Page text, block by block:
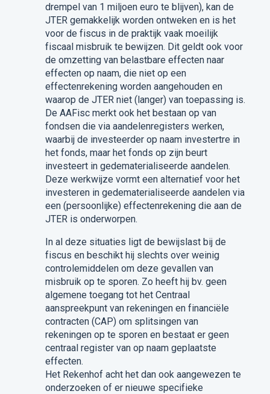
drempel van 1 miljoen euro te blijven), kan de
JTER gemakkelijk worden ontweken en is het
voor de fiscus in de praktijk vaak moeilijk
fiscaal misbruik te bewijzen. Dit geldt ook voor
de omzetting van belastbare effecten naar
effecten op naam, die niet op een
effectenrekening worden aangehouden en
waarop de JTER niet (langer) van toepassing is.
De AAFisc merkt ook het bestaan op van
fondsen die via aandelenregisters werken,
waarbij de investeerder op naam investertre in
het fonds, maar het fonds op zijn beurt
investeert in gedematerialiseerde aandelen.
Deze werkwijze vormt een alternatief voor het
investeren in gedematerialiseerde aandelen via
een (persoonlijke) effectenrekening die aan de
JTER is onderworpen.
In al deze situaties ligt de bewijslast bij de
fiscus en beschikt hij slechts over weinig
controlemiddelen om deze gevallen van
misbruik op te sporen. Zo heeft hij bv. geen
algemene toegang tot het Centraal
aanspreekpunt van rekeningen en financiële
contracten (CAP) om splitsingen van
rekeningen op te sporen en bestaat er geen
centraal register van op naam geplaatste
effecten.
Het Rekenhof acht het dan ook aangewezen te
onderzoeken of er nieuwe specifieke